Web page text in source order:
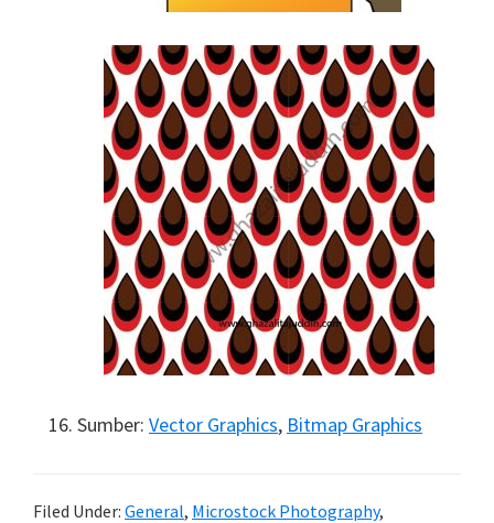
Sumber: Vector Graphics, Bitmap Graphics
Filed Under: General, Microstock Photography,